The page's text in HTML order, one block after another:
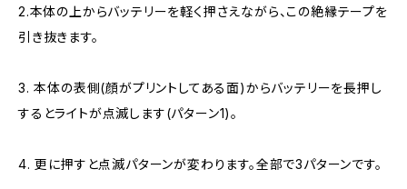
2.本体の上からバッテリーを軽く押さえながら、この絶縁テープを
引き抜きます。
3. 本体の表側(顔がプリントしてある面)からバッテリーを長押し
するとライトが点滅します(パターン1)。
4. 更に押すと点滅パターンが変わります。全部で3パターンです。